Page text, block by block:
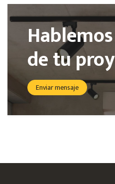
Hablemos
de tu
Enviar mensaje